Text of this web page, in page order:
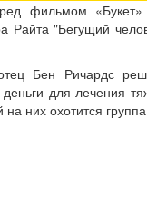
фильмом
Райта "Бегущий
Бен Ричардс
для лечения
них охотится